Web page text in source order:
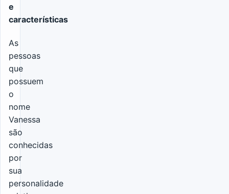
e
características
As
pessoas
que
possuem
o
nome
Vanessa
são
conhecidas
por
sua
personalidade